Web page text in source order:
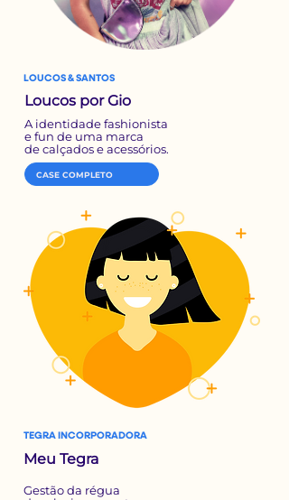
LOUCOS & SANTOS
Loucos por Gio
A identidade fashionista
efun de uma marca
decalçados e acessórios.
CASE COMPLETO
TEGRA INCORPORADORA
Meu Tegra
Gestão da régua